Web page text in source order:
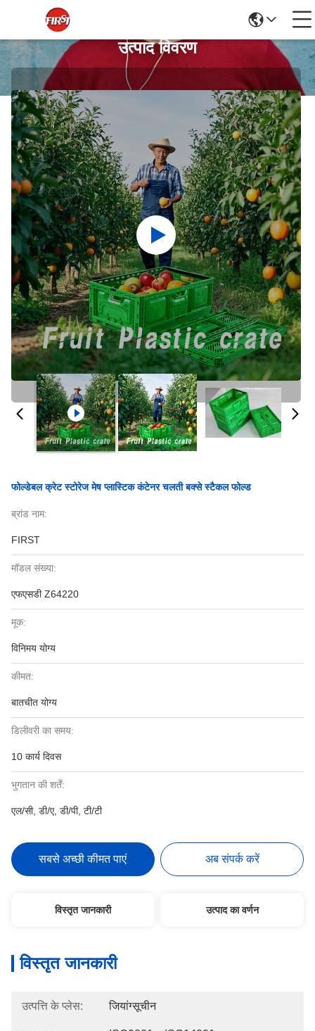
उत्पाद विवरण
फोल्डेबल क्रेट स्टोरेज मेष प्लास्टिक कंटेनर चलती बक्से स्टैकल फोल्ड
ब्रांड नाम:
FIRST
मॉडल संख्या:
एफएसडी Z64220
मूक:
विनिमय योग्य
कीमत:
बातचीत योग्य
डिलीवरी का समय:
10 कार्य दिवस
भुगतान की शर्तें:
एल/सी, डी/ए, डी/पी, टी/टी
सबसे अच्छी कीमत पाएं अब संपर्क करें
विस्तृत जानकारी उत्पाद का वर्णन
विस्तृत जानकारी
उत्पत्ति के प्लेस: जियांग्सूचीन